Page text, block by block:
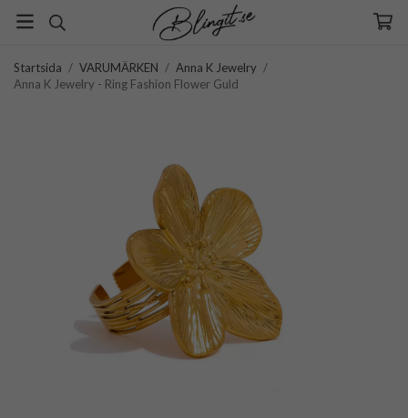
Startsida / VARUMÄRKEN / Anna K Jewelry /
Anna K Jewelry - Ring Fashion Flower Guld